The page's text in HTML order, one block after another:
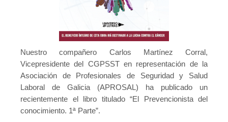
Nuestro compañero Carlos Martínez Corral,
Vicepresidente del CGPSST en representación de la
Asociación de Profesionales de Seguridad y Salud
Laboral de Galicia (APROSAL) ha publicado un
recientemente el libro titulado “El Prevencionista del
conocimiento. 1ª Parte”.